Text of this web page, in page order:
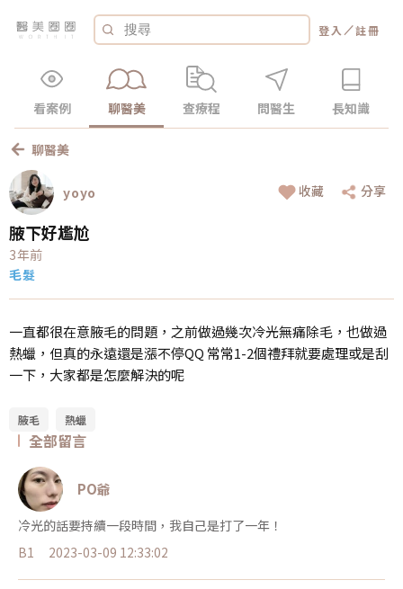
登入 ／註冊
看案例 聊醫美 查療程 問醫生 長知識
聊醫美
yoyo 收藏 分享
腋下好尷尬
3年前
毛髮
一直都很在意腋毛的問題，之前做過幾次冷光無痛除毛，也做過
熱蠟，但真的永遠還是漲不停QQ 常常1-2個禮拜就要處理或是刮
一下，大家都是怎麼解決的呢
腋毛 熱蠟
全部留言
PO爺
冷光的話要持續一段時間，我自己是打了一年！
B1
2023-03-09 12:33:02